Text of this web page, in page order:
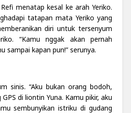
Refi menatap kesal ke arah Yeriko.
tatapan mata Yeriko yang
diri untuk tersenyum
“Kamu nggak akan pernah
sampai kapan pun!” serunya.
sinis. “Aku bukan orang bodoh,
di liontin Yuna. Kamu pikir, aku
sembunyikan istriku di gudang